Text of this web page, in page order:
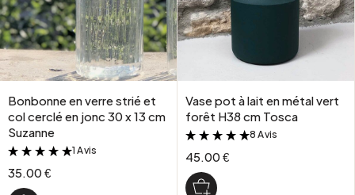
Bonbonne en verre strié et
col cerclé en jonc 30 x 13 cm
Suzanne
&
1 Avis
35.00 €
Vase pot à lait en métal vert
forêt H38 cm Tosca
&
8 Avis
45.00 €